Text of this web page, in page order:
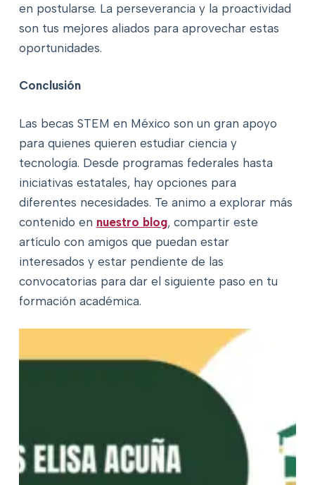
en postularse. La perseverancia y la proactividad
son tus mejores aliados para aprovechar estas
oportunidades.
Conclusión
Las becas STEM en México son un gran apoyo
para quienes quieren estudiar ciencia y
tecnología. Desde programas federales hasta
iniciativas estatales, hay opciones para
diferentes necesidades. Te animo a explorar más
contenido en nuestro blog, compartir este
artículo con amigos que puedan estar
interesados y estar pendiente de las
convocatorias para dar el siguiente paso en tu
formación académica.